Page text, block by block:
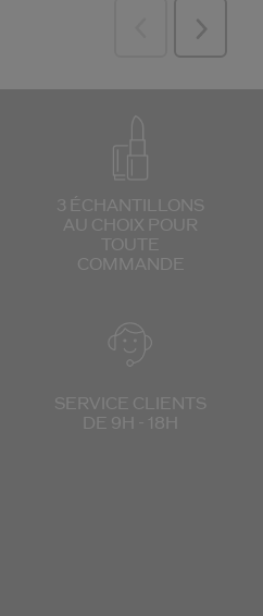
3 ÉCHANTILLONS
AU CHOIX POUR
TOUTE
COMMANDE
SERVICE CLIENTS
DE 9H - 18H